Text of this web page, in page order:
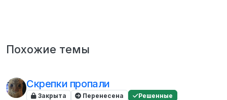
Похожие темы
Скрепки пропали
Закрыта Перенесена
Решенные